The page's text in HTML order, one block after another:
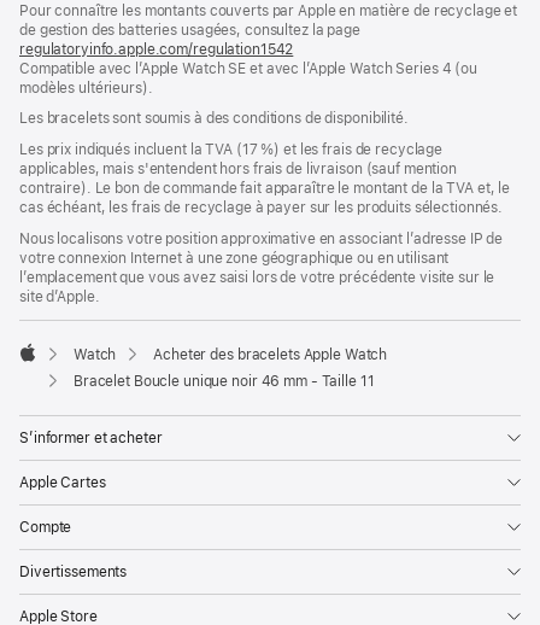
une
nouvelle
fenêtre)
Pour connaître les montants couverts par Apple en matière de recyclage et
de gestion des batteries usagées, consultez la page
regulatoryinfo.apple.com/regulation1542
dans
nouvelle
fenêtre)
Compatible avec l’Apple Watch SE et avec l’Apple Watch Series 4 (ou
modèles ultérieurs).
Les bracelets sont soumis à des conditions de disponibilité.
Les prix indiqués incluent la TVA (17 %) et les frais de recyclage
applicables, mais s'entendent hors frais de livraison (sauf mention
contraire). Le bon de commande fait apparaître le montant de la TVA et, le
cas échéant, les frais de recyclage à payer sur les produits sélectionnés.
Nous localisons votre position approximative en associant l’adresse IP de
votre connexion Internet à une zone géographique ou en utilisant
l’emplacement que vous avez saisi lors de votre précédente visite sur le
site d’Apple.
Apple
Watch
Acheter des bracelets Apple Watch
Bracelet Boucle unique noir 46 mm - Taille 11
S’informer et acheter
Apple Cartes
Compte
Divertissements
Apple Store